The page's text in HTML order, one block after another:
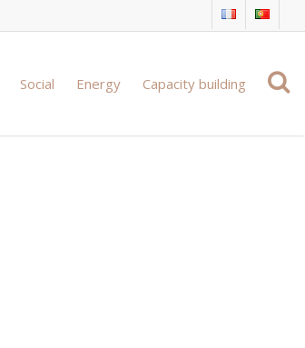
Social Energy Capacity building